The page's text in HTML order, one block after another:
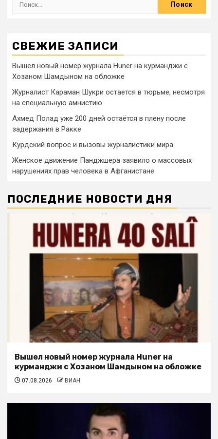
СВЕЖИЕ ЗАПИСИ
Вышел новый номер журнала Huner на курманджи с
Хозаном Шамдыном на обложке
Журналист Караман Шукри остается в тюрьме, несмотря
на специальную амнистию
Ахмед Полад уже 200 дней остаётся в плену после
задержания в Ракке
Курдский вопрос и вызовы журналистики мира
Женское движение Панджшера заявило о массовых
нарушениях прав человека в Афганистане
ПОСЛЕДНИЕ НОВОСТИ ДНЯ
Вышел новый номер журнала Huner на
курманджи с Хозаном Шамдыном на обложке
07.08.2026 ВИАН